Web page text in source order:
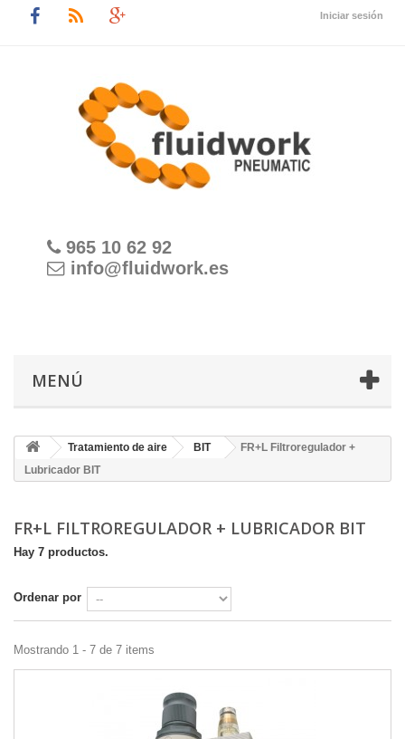
Iniciar sesión
965 10 62 92
info@fluidwork.es
MENÚ
Tratamiento de aire BIT
FR+L Filtroregulador +
Lubricador BIT
FR+L FILTROREGULADOR + LUBRICADOR BIT
Hay 7 productos.
Ordenar por
Mostrando 1 - 7 de 7 items